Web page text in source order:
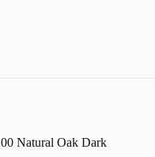
Natural Oak Dark